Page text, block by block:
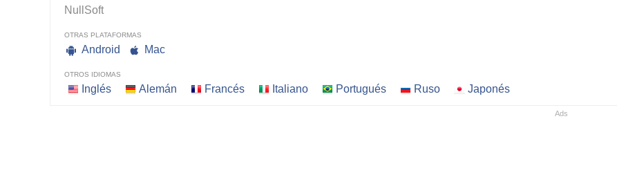
NullSoft
OTRAS PLATAFORMAS
Android Mac
OTROS IDIOMAS
Inglés Alemán Francés Italiano Portugués Ruso Japonés